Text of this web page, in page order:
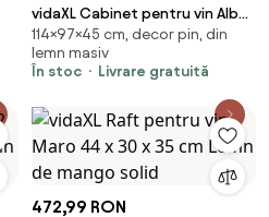
vidaXL Cabinet pentru vin Alb
97 x 45 x 114 cm Lemn de pin
masiv
114×97×45 cm, decor pin, din
lemn masiv
În stoc
Livrare gratuită
472,99 RON